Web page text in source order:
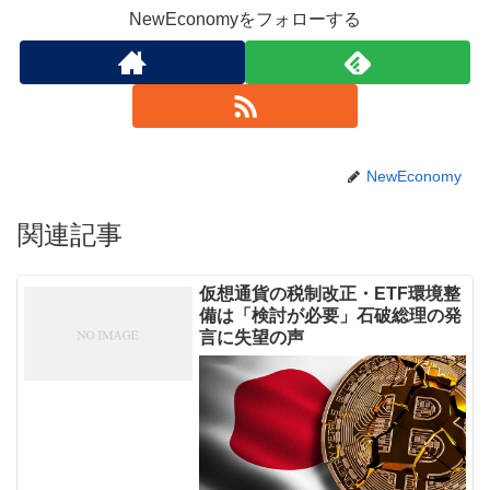
NewEconomyをフォローする
NewEconomy
関連記事
仮想通貨の税制改正・ETF環境整
備は「検討が必要」石破総理の発
言に失望の声